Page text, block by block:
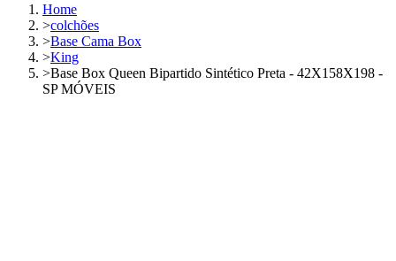
Home
>colchões
>Base Cama Box
>King
>Base Box Queen Bipartido Sintético Preta - 42X158X198 -
SP MÓVEIS